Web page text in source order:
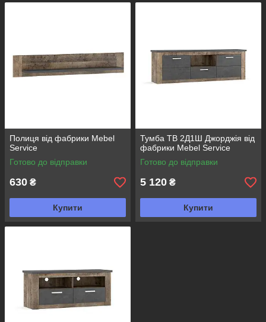
Полиця від фабрики Mebel
Service
Готово до відправки
630 ₴
Купити
Тумба ТВ 2Д1Ш Джорджія від
фабрики Mebel Service
Готово до відправки
5 120 ₴
Купити